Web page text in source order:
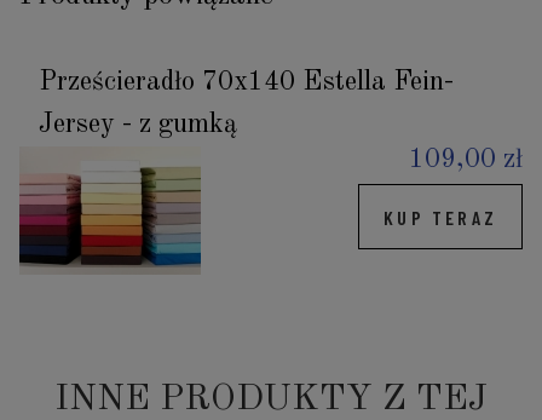
Prześcieradło 70x140 Estella Fein-
Jersey - z gumką
109,00 zł
KUP TERAZ
INNE PRODUKTY Z TEJ